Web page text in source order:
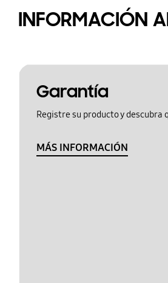
INFORMACIÓN
Garantía
Registre su producto y descubra
MÁS INFORMACIÓN